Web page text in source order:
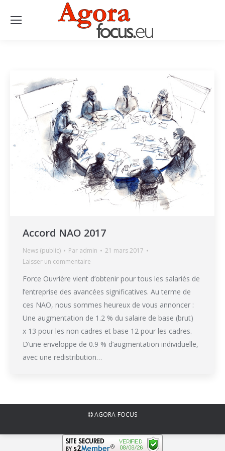
Accord NAO 2017
News (public) Par admin
21 mars 2017
Laisser un commentaire
Force Ouvrière vient d’obtenir pour tous les salariés de
l’entreprise des avancées significatives. Au terme de
ces NAO, nous sommes heureux de vous annoncer :
Une augmentation de 1.2 % du salaire de base (brut)
x 13 pour les non cadres et base 12 pour les cadres.
D’une enveloppe de 0.9 % d’augmentation individuelle,
avec une redistribution…
AGORA-FOCUS